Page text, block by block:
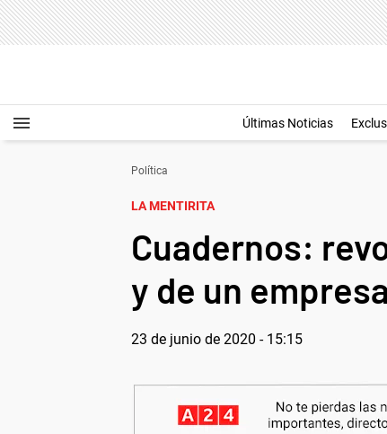
Últimas Noticias
Política
LA MENTIRITA
Cuadernos:
y de un
23 de junio de 2020 - 15:15